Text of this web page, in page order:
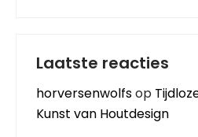
Laatste reacties
horversenwolfsop
Kunst van Houtdesign